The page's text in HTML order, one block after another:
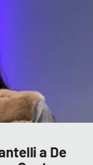
a De